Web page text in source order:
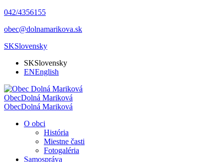
042/4356155
obec@dolnamarikova.sk
SKSlovensky
SKSlovensky
ENEnglish
ObecDolná Mariková
ObecDolná Mariková
O obci
História
Miestne časti
Fotogaléria
Samospráva